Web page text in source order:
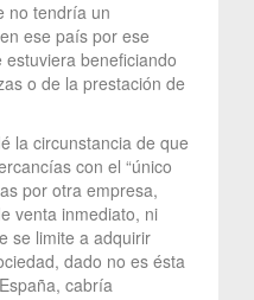
no tendría un
ese país por ese
beneficiando
o de la prestación de
la circunstancia de que
con el “único
por otra empresa,
venta inmediato, ni
se limite a adquirir
dado no es ésta
cabría